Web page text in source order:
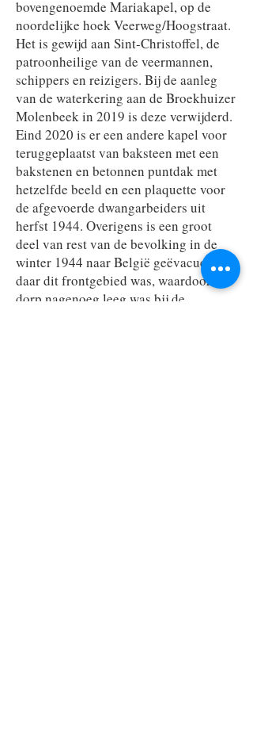
bovengenoemde Mariakapel, op de
noordelijke hoek Veerweg/Hoogstraat.
Het is gewijd aan Sint-Christoffel, de
patroonheilige van de veermannen,
schippers en reizigers. Bij de aanleg
van de waterkering aan de Broekhuizer
Molenbeek in 2019 is deze verwijderd.
Eind 2020 is er een andere kapel voor
teruggeplaatst van baksteen met een
bakstenen en betonnen puntdak met
hetzelfde beeld en een plaquette voor
de afgevoerde dwangarbeiders uit
herfst 1944. Overigens is een groot
deel van rest van de bevolking in de
winter 1944 naar België geëvacueerd,
daar dit frontgebied was, waardoor het
dorp nagenoeg leeg was bij de